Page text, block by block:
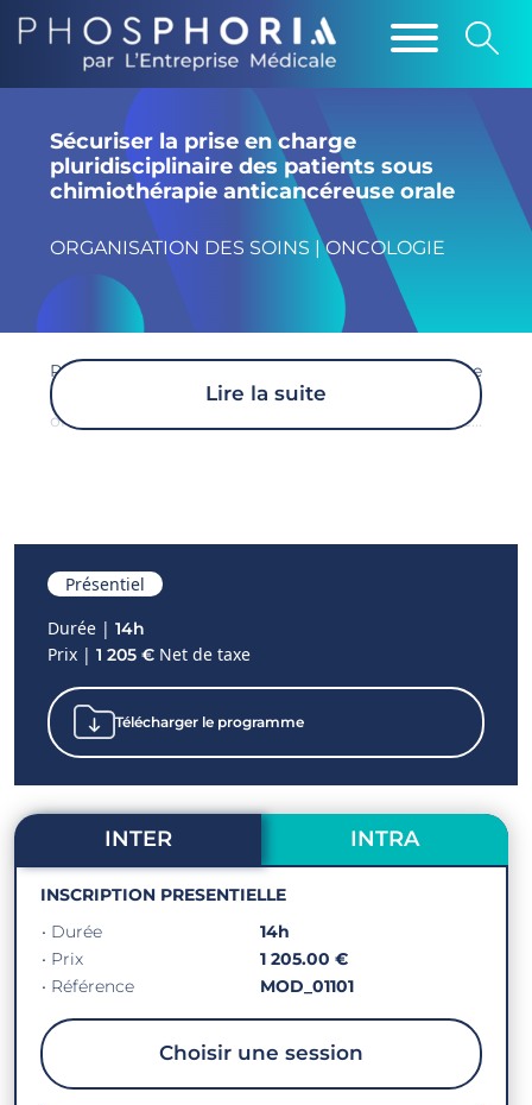
Sécuriser la prise en charge
pluridisciplinaire des patients sous
chimiothérapie anticancéreuse orale
ORGANISATION DES SOINS | ONCOLOGIE
Priorité du 3e Plan cancer, la sécurisation de la prise
en charge des patients traités par chimiothérapie
orale nécessite un accompagnement spécifique des
Lire la suite
Présentiel
Durée | 14h
Prix | 1 205 € Net de taxe
Télécharger le programme
INTER INTRA
INSCRIPTION PRESENTIELLE
• Durée
14h
• Prix
1 205.00 €
• Référence
MOD_01101
Choisir une session